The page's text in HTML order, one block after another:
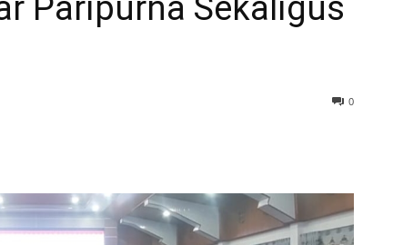
Paripurna Sekaligus
0